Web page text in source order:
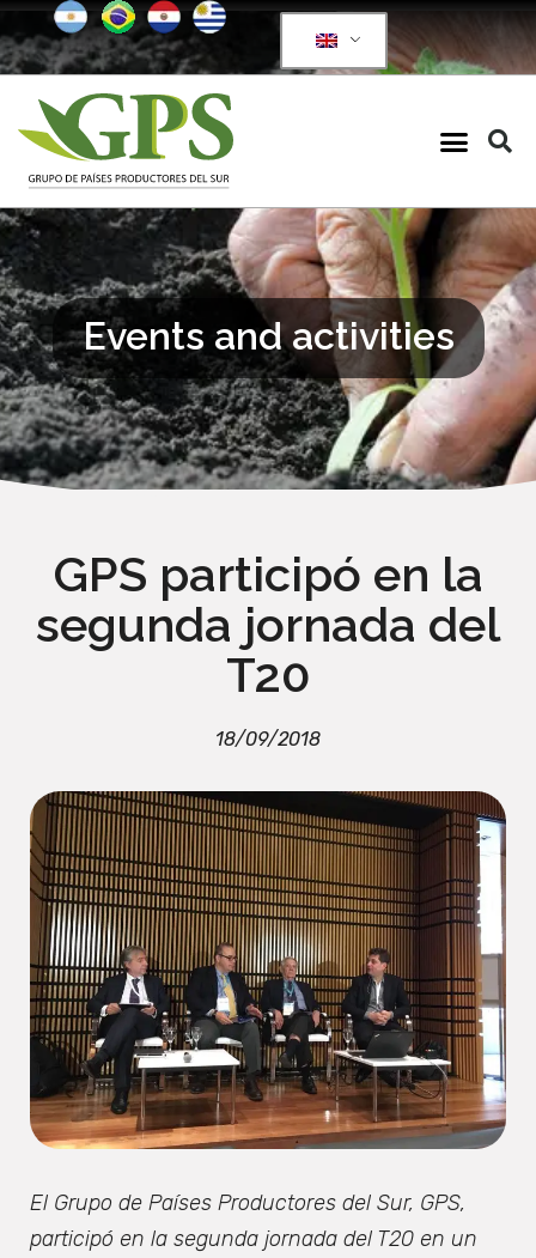
Events and activities
GPS participó en la
segunda jornada del
T20
18/09/2018
El Grupo de Países Productores del Sur, GPS,
participó en la segunda jornada del T20 en un